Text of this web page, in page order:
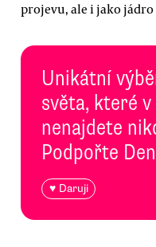
projevu, ale i jako
Unikátní
světa, které
nenajdete
Podpořte
♥ Daruji